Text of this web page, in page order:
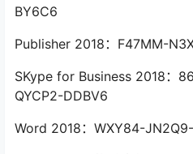
BY6C6
Publisher 2018：F47MM-
SKype for Business 2018：
QYCP2-DDBV6
Word 2018：WXY84-